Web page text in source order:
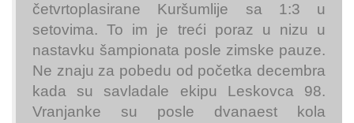
četvrtoplasirane Kuršumlije sa 1:3 u
setovima. To im je treći poraz u nizu u
nastavku šampionata posle zimske pauze.
Ne znaju za pobedu od početka decembra
kada su savladale ekipu Leskovca 98.
Vranjanke su posle dvanaest kola